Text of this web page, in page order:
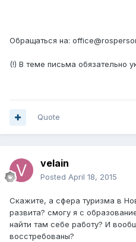
Обращаться на:
(!) В теме письма обязательно
Quote
velain
Posted April 18, 2015
Скажите, а сфера туризма в
развита? смогу я с
найти там себе работу? И
восстребованы?